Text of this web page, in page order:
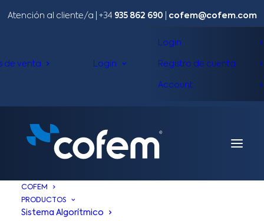
Atención al cliente/a​ | +34 935 862 690 cofem@cofem.com
de venta Login
Login
Registro de cuenta
Account
COFEM
PRODUCTOS
Sistema Algorítmico